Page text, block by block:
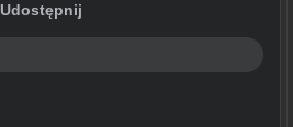
Udostępnij